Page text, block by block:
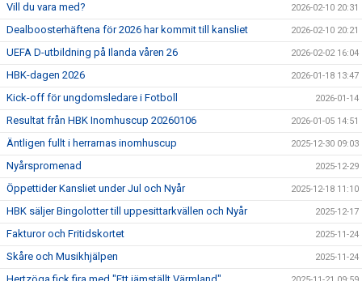
Vill du vara med? 2026-02-10 20:31
Dealboosterhäftena för 2026 har kommit till kansliet 2026-02-10 20:21
UEFA D-utbildning på Ilanda våren 26 2026-02-02 16:04
HBK-dagen 2026 2026-01-18 13:47
Kick-off för ungdomsledare i Fotboll 2026-01-14
Resultat från HBK Inomhuscup 20260106 2026-01-05 14:51
Äntligen fullt i herrarnas inomhuscup 2025-12-30 09:03
Nyårspromenad 2025-12-29
Öppettider Kansliet under Jul och Nyår 2025-12-18 11:10
HBK säljer Bingolotter till uppesittarkvällen och Nyår 2025-12-17
Fakturor och Fritidskortet 2025-11-24
Skåre och Musikhjälpen 2025-11-24